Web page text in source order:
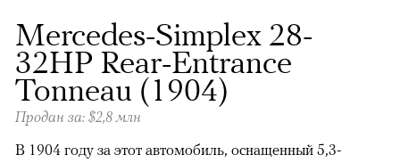
Mercedes-Simplex 28-
32HP Rear-Entrance
Tonneau (1904)
Продан за: $2,8 млн
В 1904 году за этот автомобиль, оснащенный 5,3-